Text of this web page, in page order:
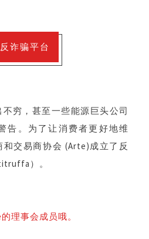
诈骗平台
穷，甚至一些能源巨头公司
告。为了让消费者更好地维
和交易商协会 (Arte)成立了反
）。
理事会成员哦。